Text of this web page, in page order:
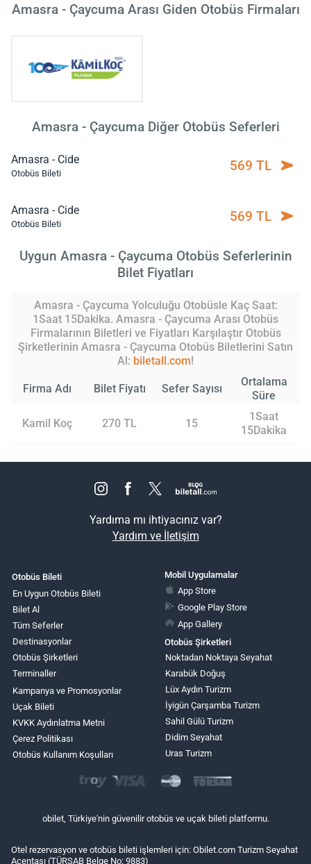
Amasra - Çaycuma Arası Giden Otobüs Firmaları
Amasra - Çaycuma Diğer Otobüs Seferleri
Amasra - Cide
Otobüs Bileti 569 TL
Amasra - Cide
Otobüs Bileti 569 TL
Uygun Amasra - Çaycuma Otobüs Seferlerinin
Bilet Fiyatları
Amasra - Çaycuma Yolculuğu Otobüsle Kaç Saat:
1Saat 15Dakika. Amasra - Çaycuma Arası Otobüs
Firmalarının Biletleri ve Fiyatları Karşılaştır Otobüs
Şirketlerinin Amasra - Çaycuma Otobüs Biletlerini Satın
Al: biletall.com!
Firma Adı Bilet Fiyatı Sefer Sayısı
Ortalama
Süre
Kamil Koç 270 TL 15
1Saat
15Dakika
Yardıma mı ihtiyacınız var?
Yardım ve İletişim
Otobüs Bileti
En Uygun Otobüs Bileti
Bilet Al
Tüm Seferler
Destinasyonlar
Otobüs Şirketleri
Terminaller
Kampanya ve Promosyonlar
Uçak Bileti
KVKK Aydınlatma Metni
Çerez Politikası
Otobüs Kullanım Koşulları
Mobil Uygulamalar
App Store
Google Play Store
App Gallery
Otobüs Şirketleri
Noktadan Noktaya Seyahat
Karabük Doğuş
Lüx Aydın Turizm
İyigün Çarşamba Turizm
Sahil Gülü Turizm
Didim Seyahat
Uras Turizm
obilet, Türkiye'nin güvenilir otobüs ve uçak bileti platformu.
Otel rezervasyon ve otobüs bileti işlemleri için: Obilet.com Turizm Seyahat
Acentası (TÜRSAB Belge No: 9883)